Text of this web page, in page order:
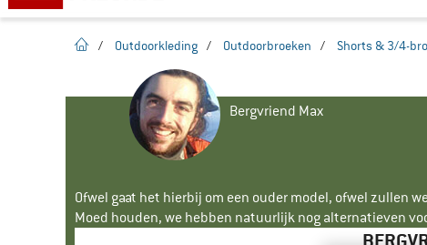
Startpagina
/ Outdoorkleding / Outdoorbroeken / Shorts & 3/4-
Bergvriend Max
Ofwel gaat het hierbij om een ouder model, ofwel zullen
Moed houden, we hebben natuurlijk nog alternatieven